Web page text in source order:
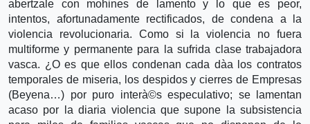
abertzale con mohines de lamento y lo que es peor,
intentos, afortunadamente rectificados, de condena a la
violencia revolucionaria. Como si la violencia no fuera
multiforme y permanente para la sufrida clase trabajadora
vasca. ¿O es que ellos condenan cada dà­a los contratos
temporales de miseria, los despidos y cierres de Empresas
(Beyena…) por puro interà©s especulativo; se lamentan
acaso por la diaria violencia que supone la subsistencia